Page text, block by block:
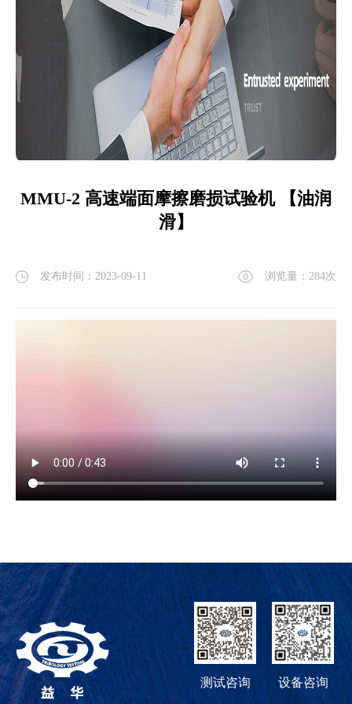
MMU-2 高速端面摩擦磨损试验机 【油润
滑】
发布时间：2023-09-11 浏览量： 284次
测试咨询 设备咨询